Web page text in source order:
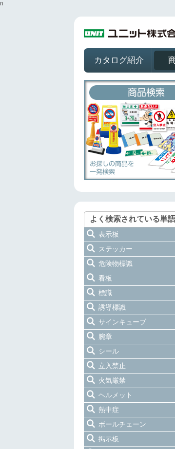
n
カタログ紹介
よく検索されている単語
表示板
ステッカー
危険物標識
看板
標識
誘導標識
サインキューブ
腕章
シール
立入禁止
火気厳禁
ヘルメット
熱中症
ボールチェーン
掲示板